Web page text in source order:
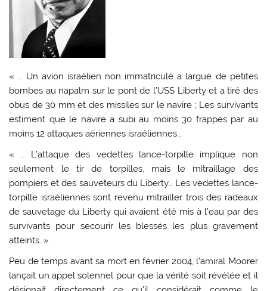
« … Un avion israélien non immatriculé a largué de petites
bombes au napalm sur le pont de l’USS Liberty et a tiré des
obus de 30 mm et des missiles sur le navire ; Les survivants
estiment que le navire a subi au moins 30 frappes par au
moins 12 attaques aériennes israéliennes…
« … L’attaque des vedettes lance-torpille implique non
seulement le tir de torpilles, mais le mitraillage des
pompiers et des sauveteurs du Liberty… Les vedettes lance-
torpille israéliennes sont revenu mitrailler trois des radeaux
de sauvetage du Liberty qui avaient été mis à l’eau par des
survivants pour secourir les blessés les plus gravement
atteints. »
Peu de temps avant sa mort en février 2004, l’amiral Moorer
lançait un appel solennel pour que la vérité soit révélée et il